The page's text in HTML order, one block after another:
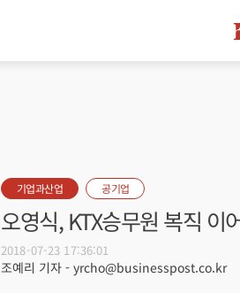
기업과산업 공기업
오영식, KTX승무원 복직 이
2018-07-23 17:36:01
조예리 기자 - yrcho@businesspost.co.kr